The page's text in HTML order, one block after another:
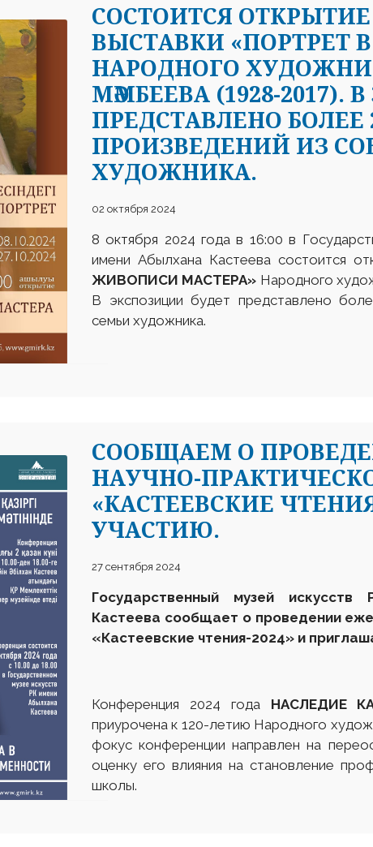
CОСТОИТСЯ
ВЫСТАВКИ «ПОРТРЕТ
НАРОДНОГО
МӘМБЕЕВА (1928-
ПРЕДСТАВЛЕНО
ПРОИЗВЕДЕНИЙ ИЗ
ХУДОЖНИКА.
02 октября 2024
8 октября 2024 года в 16:00 в
имени Абылхана Кастеева состоится
ЖИВОПИСИ МАСТЕРА» Народного
В экспозиции будет представлено
семьи художника.
СООБЩАЕМ О
НАУЧНО-
«КАСТЕЕВСКИЕ
УЧАСТИЮ.
27 сентября 2024
Государственный музей искусств
Кастеева сообщает о проведении
«Кастеевские чтения-2024» и
Конференция 2024 года НАСЛЕДИЕ
приурочена к 120-летию Народного
фокус конференции направлен на
оценку его влияния на становление
школы.